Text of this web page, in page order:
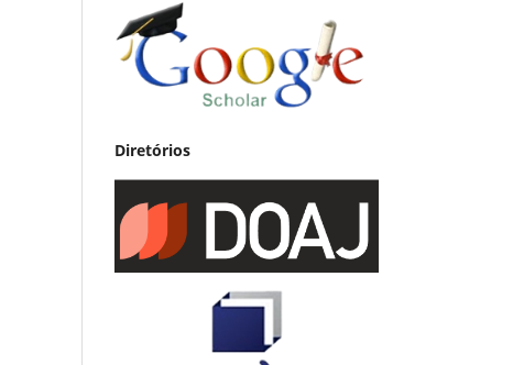
Diretórios